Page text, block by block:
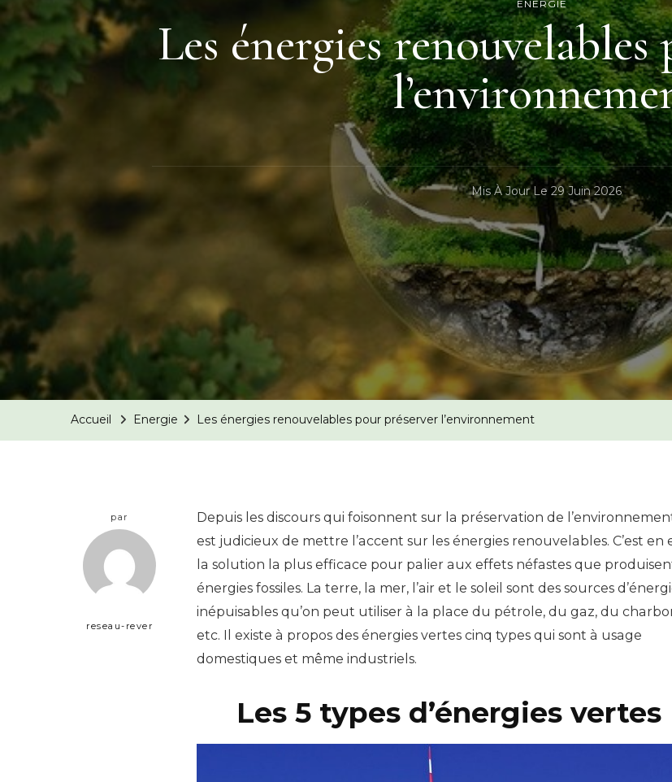
ENERGIE
Les énergies
Mis À Jour Le 29 Juin 2026
Accueil Energie Les énergies renouvelables pour préserver l’environnement
par
reseau-rever
Depuis les discours qui foisonnent sur la préservation de
est judicieux de mettre l’accent sur les énergies renouvelables. C’est en
la solution la plus efficace pour palier aux effets néfastes que
énergies fossiles. La terre, la mer, l’air et le soleil sont des sources
inépuisables qu’on peut utiliser à la place du pétrole, du gaz, du
etc. Il existe à propos des énergies vertes cinq types qui sont à usage
domestiques et même industriels.
Les 5 types d’énergies vertes